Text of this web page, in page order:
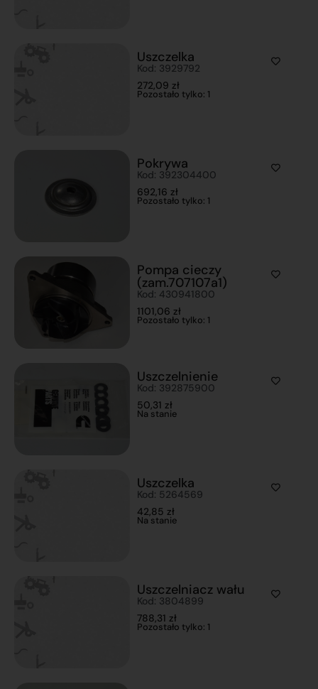
Uszczelka
Kod: 3929792
272,09 zł
Pozostało tylko: 1
Pokrywa
Kod: 392304400
692,16 zł
Pozostało tylko: 1
Pompa cieczy
(zam.707107a1)
Kod: 430941800
1101,06 zł
Pozostało tylko: 1
Uszczelnienie
Kod: 392875900
50,31 zł
Na stanie
Uszczelka
Kod: 5264569
42,85 zł
Na stanie
Uszczelniacz wału
Kod: 3804899
788,31 zł
Pozostało tylko: 1